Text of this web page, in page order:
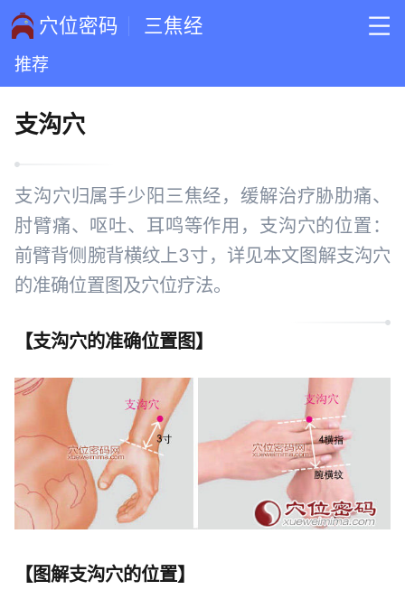
穴位密码 三焦经
推荐
支沟穴
支沟穴归属手少阳三焦经，缓解治疗胁肋痛、
肘臂痛、呕吐、耳鸣等作用，支沟穴的位置：
前臂背侧腕背横纹上3寸，详见本文图解支沟穴
的准确位置图及穴位疗法。
【支沟穴的准确位置图】
【图解支沟穴的位置】